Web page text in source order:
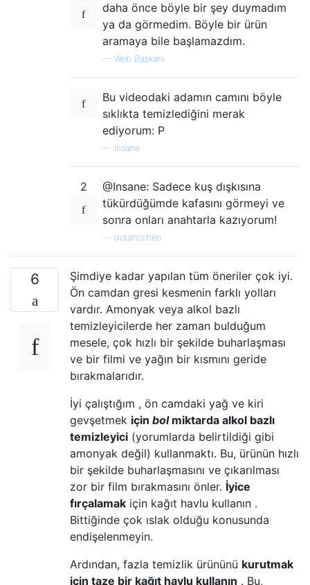
daha önce böyle bir şey duymadım
ya da görmedim. Böyle bir ürün
aramaya bile başlamazdım.
— Web Başkanı
Bu videodaki adamın camını böyle
sıklıkta temizlediğini merak
ediyorum: P
— Insane
2
@Insane: Sadece kuş dışkısına
tükürdüğümde kafasını görmeyi ve
sonra onları anahtarla kazıyorum!
dotancohen
6
Şimdiye kadar yapılan tüm öneriler çok iyi.
Ön camdan gresi kesmenin farklı yolları
vardır. Amonyak veya alkol bazlı
temizleyicilerde her zaman bulduğum
mesele, çok hızlı bir şekilde buharlaşması
ve bir filmi ve yağın bir kısmını geride
bırakmalarıdır.
İyi çalıştığım , ön camdaki yağ ve kiri
gevşetmek için bolmiktarda alkol bazlı
temizleyici (yorumlarda belirtildiği gibi
amonyak değil) kullanmaktı. Bu, ürünün hızlı
bir şekilde buharlaşmasını ve çıkarılması
zor bir film bırakmasını önler. İyice
fırçalamak için kağıt havlu kullanın .
Bittiğinde çok ıslak olduğu konusunda
endişelenmeyin.
Ardından, fazla temizlik ürününü kurutmak
için taze bir kağıt havlu kullanın . Bu,